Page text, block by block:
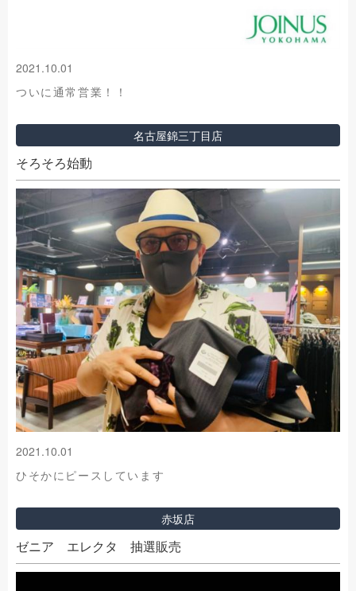
2021.10.01
ついに通常営業！！
名古屋錦三丁目店
そろそろ始動
2021.10.01
ひそかにピースしています
赤坂店
ゼニア エレクタ 抽選販売